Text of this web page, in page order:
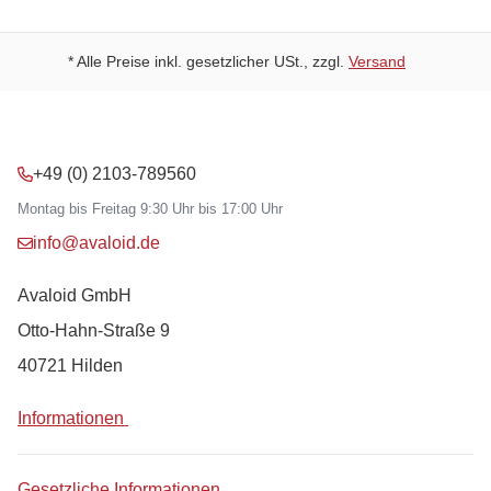
* Alle Preise inkl. gesetzlicher USt., zzgl. Versand
+49 (0) 2103-789560
Montag bis Freitag 9:30 Uhr bis 17:00 Uhr
info@avaloid.de
Avaloid GmbH
Otto-Hahn-Straße 9
40721 Hilden
Informationen